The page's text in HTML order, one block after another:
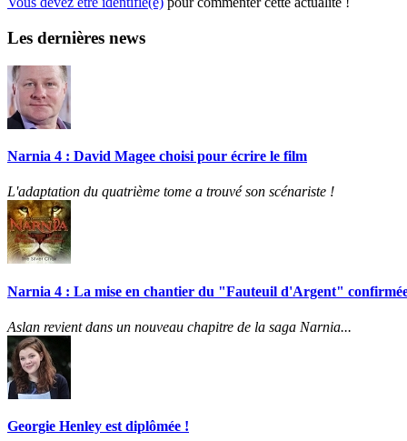
Les dernières news
Narnia 4 : David Magee choisi pour écrire le film
L'adaptation du quatrième tome a trouvé son scénariste !
Narnia 4 : La mise en chantier du "Fauteuil d'Argent"
Aslan revient dans un nouveau chapitre de la saga Narnia...
Georgie Henley est diplômée !